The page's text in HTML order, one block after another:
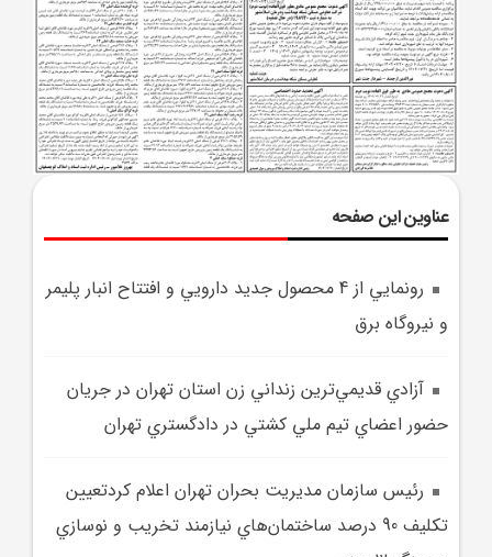
عناوین این صفحه
رونمايي از 4 محصول جديد دارويي و افتتاح انبار پليمر
و نيروگاه برق
آزادي قديمي‌ترين زنداني زن استان تهران در جريان
حضور اعضاي تيم ملي کشتي در دادگستري تهران
رئيس سازمان مديريت بحران تهران اعلام کردتعيين
تکليف 90 درصد ساختمان‌هاي نيازمند تخريب و نوسازي